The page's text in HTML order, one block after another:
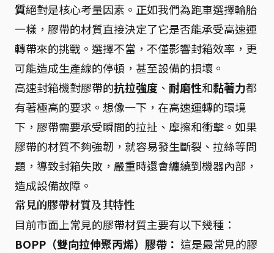
質絕對是核心考量因素。正如我們為跑車選擇輪胎
一樣，膠帶的材質直接決定了它是否能承受高速運
轉帶來的挑戰。選擇不當，不僅影響封箱效率，更
可能造成生產線的停頓，甚至設備的損壞。
高速封箱機對膠帶的抗拉強度 、 耐磨性和黏著力都
有著極高的要求。想像一下，在高速運轉的環境
下，膠帶需要承受瞬間的拉扯、摩擦和衝擊。如果
膠帶的材質不夠強韌，就容易發生斷裂、拉絲等問
題，導致封箱失敗，嚴重時還會纏繞到機器內部，
造成設備故障。
常見的膠帶材質及其特性
目前市面上常見的膠帶材質主要有以下幾種：
BOPP（雙向拉伸聚丙烯）膠帶： 這是最常見的膠